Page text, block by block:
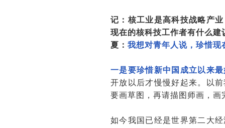
记：核工业是高科技战略产
现在的核科技工作者有什么建
夏： 我想对青年人说，珍惜现
一是要珍惜新中国成立以来
开放以后才慢慢好起来。以
要画草图，再请描图师画，
如今我国已经是世界第二大